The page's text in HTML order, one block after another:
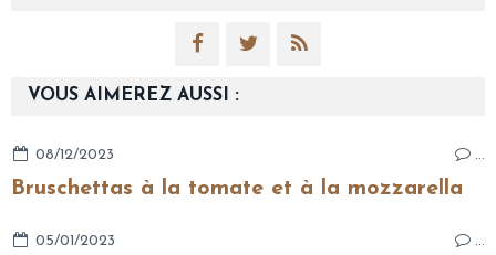
VOUS AIMEREZ AUSSI :
08/12/2023 …
Bruschettas à la tomate et à la mozzarella
05/01/2023 …